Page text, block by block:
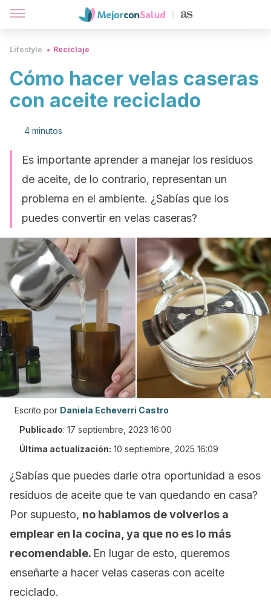
Lifestyle Reciclaje
Cómo hacer velas caseras
con aceite reciclado
4 minutos
Es importante aprender a manejar los residuos
de aceite, de lo contrario, representan un
problema en el ambiente. ¿Sabías que los
puedes convertir en velas caseras?
Escrito por Daniela Echeverri Castro
Publicado: 17 septiembre, 2023 16:00
Última actualización: 10 septiembre, 2025 16:09
¿Sabías que puedes darle otra oportunidad a esos
residuos de aceite que te van quedando en casa?
Por supuesto, no hablamos de volverlos a
emplear en la cocina, ya que no es lo más
recomendable. En lugar de esto, queremos
enseñarte a hacer velas caseras con aceite
reciclado.